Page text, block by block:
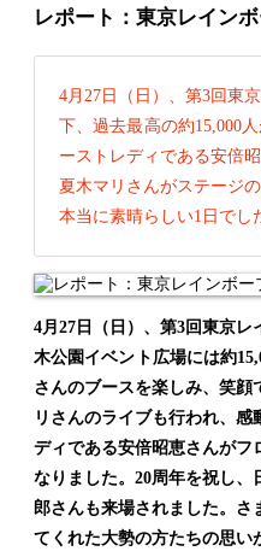
レポート：東京レイン
4月27日（日）、第3回東
下、過去最高の約15,000
ーストレディである安倍
夏木マリさんがステージ
本当に素晴らしい1日でし
4月27日（日）、第3回東京
木公園イベント広場には約
さんのブースを楽しみ、笑
リさんのライブも行われ、
ディである安倍昭恵さんがフ
なりました。20周年を祝し、
郎さんも来場されました。さ
てくれた大勢の方たちの思い